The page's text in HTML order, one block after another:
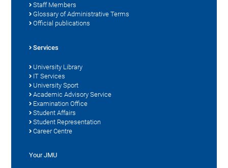
Staff Members
Glossary of Administrative Terms
Official publications
Services
University Library
IT Services
University Sport
Academic Advisory Service
Examination Office
Student Affairs
Student Representation
Career Centre
Your JMU